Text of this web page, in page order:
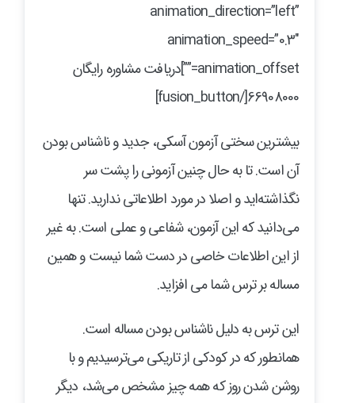
animation_direction=”left”
animation_speed=”0.3″
animation_offset=””]دریافت مشاوره رایگان
66908000[/fusion_button]
بیشترین سختی آزمون آسکی، جدید و ناشناس بودن
آن است. تا به حال چنین آزمونی را پشت سر
نگذاشته‌اید و اصلا در مورد اطلاعاتی ندارید. تنها
می‌دانید که این آزمون، شفاعی و عملی است. به غیر
از این اطلاعات خاصی در دست شما نیست و همین
مساله بر ترس شما می افزاید.
این ترس به دلیل ناشناس بودن مساله است.
همانطور که در کودکی از تاریکی می‌ترسیدیم و با
روشن شدن روز که همه چیز مشخص می‌شد، دیگر